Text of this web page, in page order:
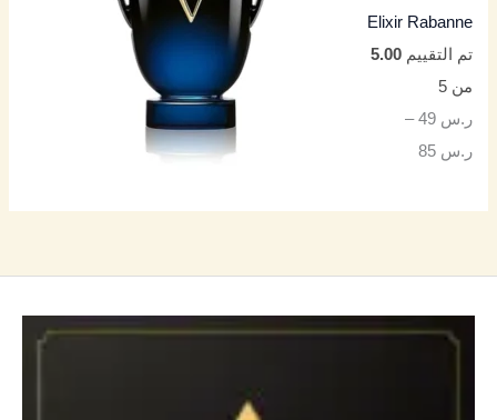
Elixir Rabanne
تم التقييم5.00
من 5
ر.س 49
–
ر.س 85